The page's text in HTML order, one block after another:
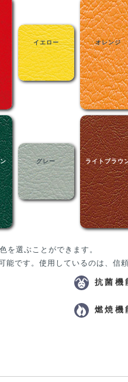
イエロー オレンジ
グレー ライトブラウ
を選ぶことができます。
能です。使用しているのは、信
抗菌機
燃焼機